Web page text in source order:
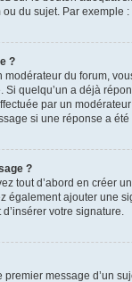
du sujet. Par
?
du forum,
quelqu’un a déjà
par un
si une réponse a
?
tout d’abord en créer
également ajouter une
votre signature.
message d’un